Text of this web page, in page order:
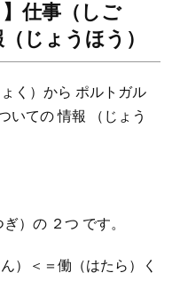
仕事（しご
じょうほう）
く）から ポルトガル
いての 情報 （じょう
）の ２つ です。
）＜＝働（はたら）く